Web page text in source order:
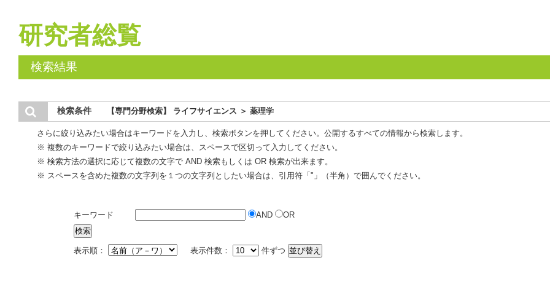
研究者総覧
検索結果
検索条件 【専門分野検索】 ライフサイエンス ＞ 薬理学
さらに絞り込みたい場合はキーワードを入力し、検索ボタンを押してください。公開するすべての情報から検索します。
※ 複数のキーワードで絞り込みたい場合は、スペースで区切って入力してください。
※ 検索方法の選択に応じて複数の文字で AND 検索もしくは OR 検索が出来ます。
※ スペースを含めた複数の文字列を１つの文字列としたい場合は、引用符「"」（半角）で囲んでください。
キーワード AND OR
表示順： 表示件数： 件ずつ